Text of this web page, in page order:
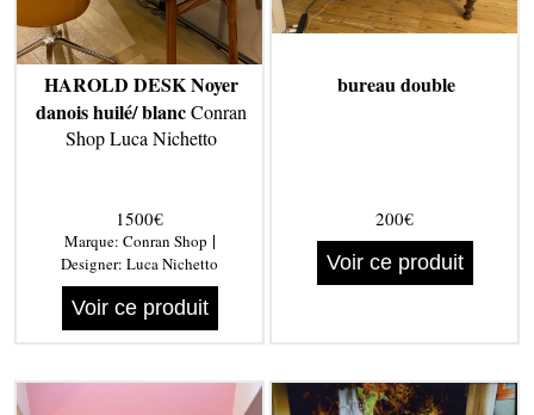
HAROLD DESK Noyer
danois huilé/ blancConran
Shop Luca Nichetto
1500€
Marque: Conran Shop |
Designer: Luca Nichetto
Voir ce produit
bureau double
200€
Voir ce produit